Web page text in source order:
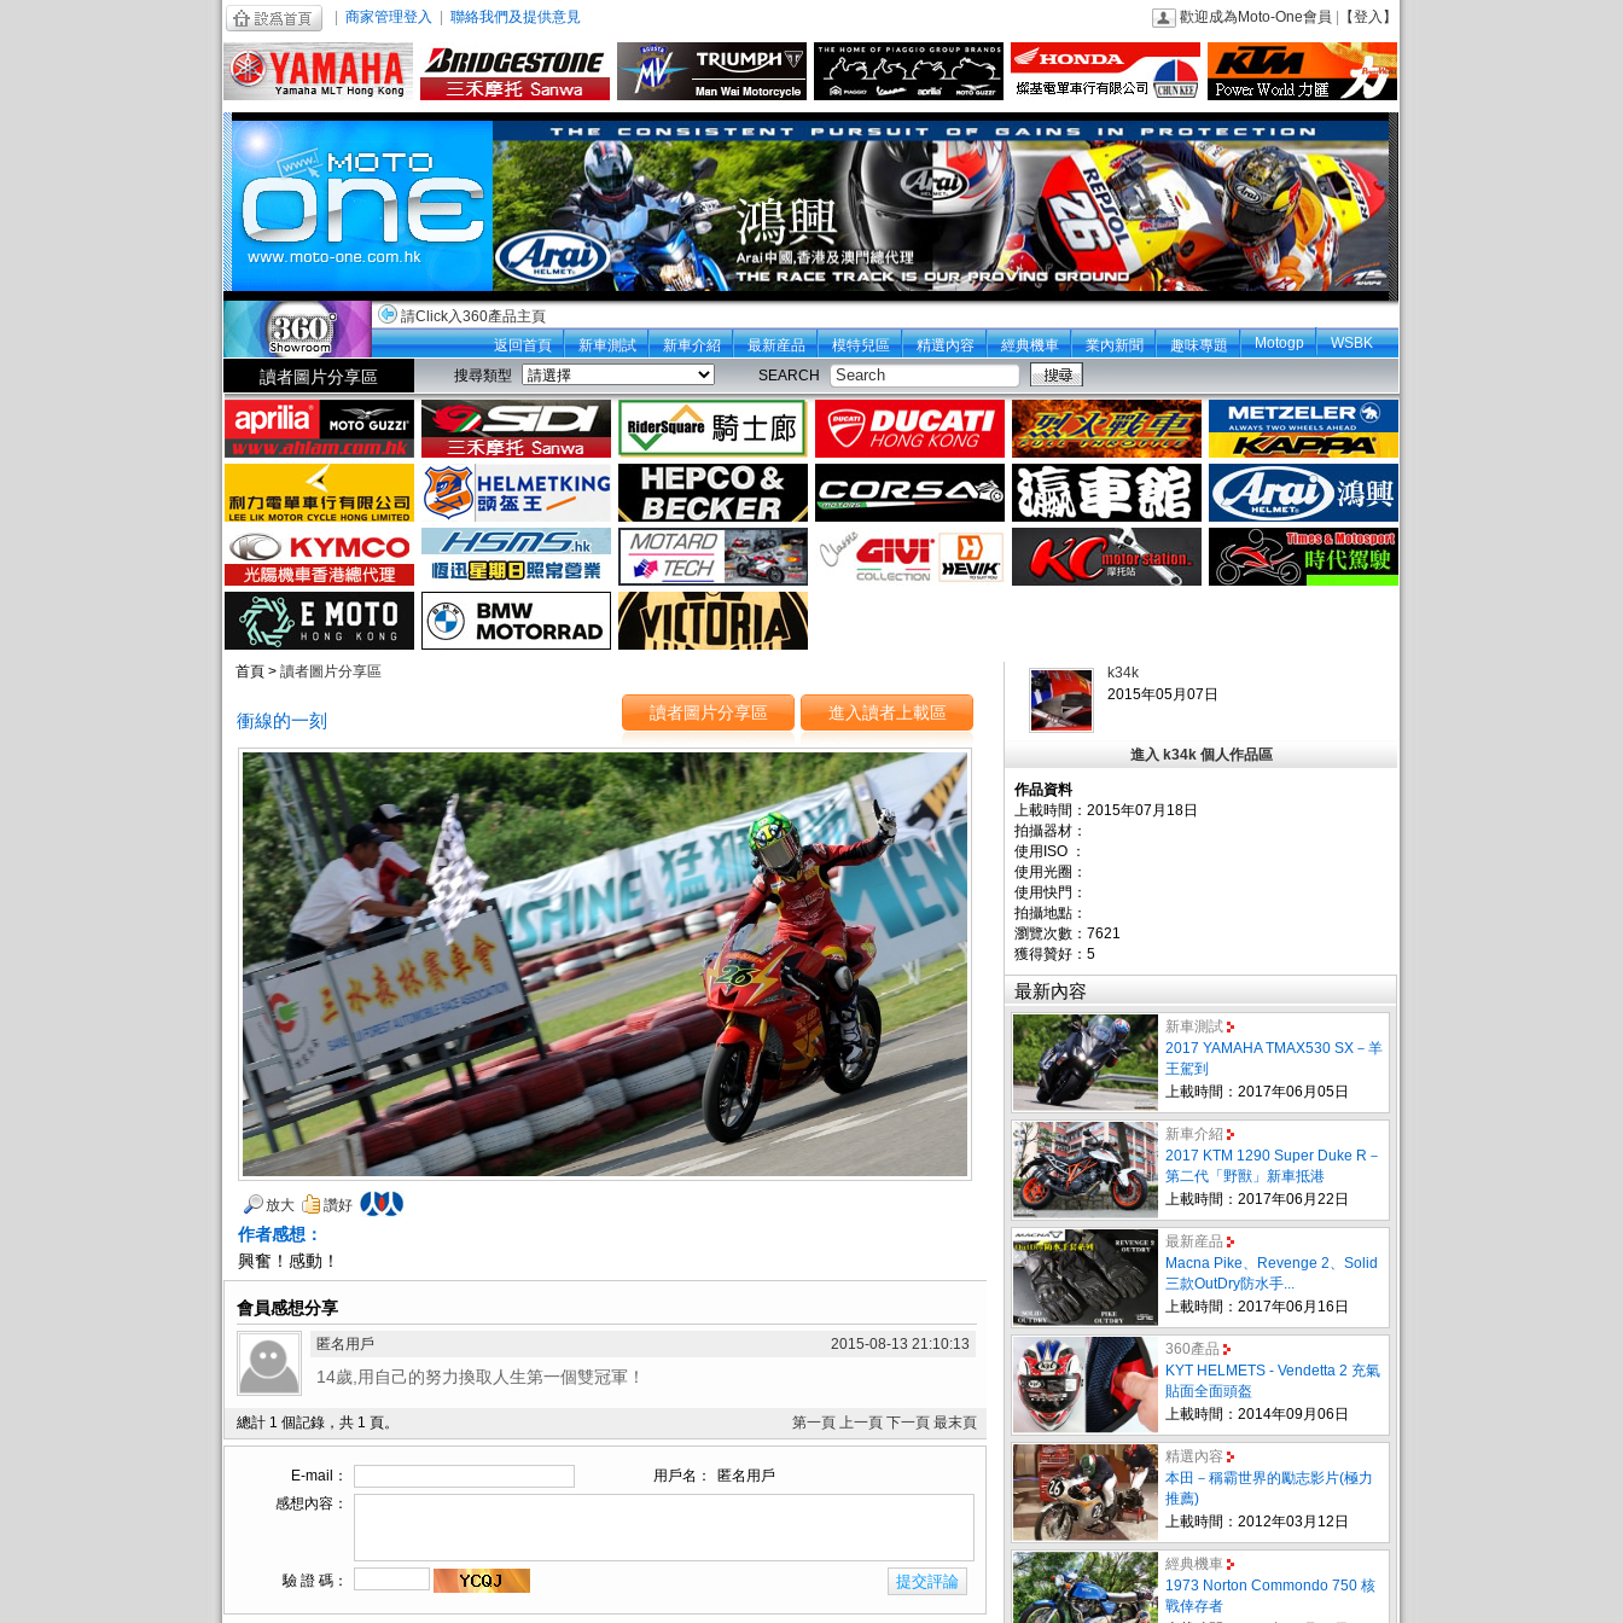
商家管理登入 聯絡我們及提供意見 歡迎成為Moto-One會員 【登入】
請Click入360產品主頁
返回首頁
新車測試 新車介紹 最新産品 模特兒區 精選內容 經典機車 業內新聞 趣味專題 Motogp WSBK
讀者圖片分享區 搜尋類型 SEARCH
首頁 > 讀者圖片分享區
衝線的一刻 進入讀者上載區
讀者圖片分享區
放大 讚好
作者感想：
興奮！感動！
會員感想分享
匿名用戶 2015-08-13 21:10:13
14歲,用自己的努力換取人生第一個雙冠軍！
總計 1 個記錄，共 1 頁。 第一頁 上一頁 下一頁 最末頁
E-mail： 用戶名：
匿名用戶
感想內容：
驗 證 碼：
k34k
2015年05月07日
進入 k34k 個人作品區
作品資料
上載時間：2015年07月18日
拍攝器材：
使用ISO ：
使用光圈：
使用快門：
拍攝地點：
瀏覽次數：7621
獲得贊好： 5
最新內容
新車測試
2017 YAMAHA TMAX530 SX－羊
王駕到
上載時間：2017年06月05日
新車介紹
2017 KTM 1290 Super Duke R－
第二代「野獸」新車抵港
上載時間：2017年06月22日
最新産品
Macna Pike、Revenge 2、Solid
三款OutDry防水手...
上載時間：2017年06月16日
360產品
KYT HELMETS - Vendetta 2 充氣
貼面全面頭盔
上載時間：2014年09月06日
精選內容
本田－稱霸世界的勵志影片(極力
推薦)
上載時間：2012年03月12日
經典機車
1973 Norton Commondo 750 核
戰倖存者